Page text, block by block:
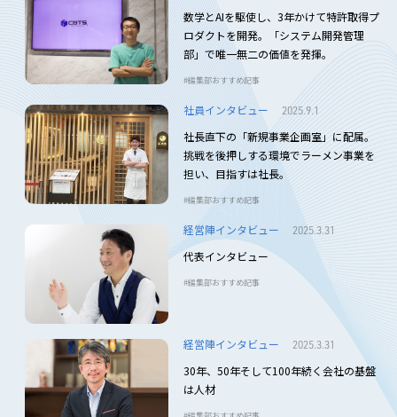
数学とAIを駆使し、3年かけて特許取得プ
ロダクトを開発。「システム開発管理
部」で唯一無二の価値を発揮。
編集部おすすめ記事
社員インタビュー 2025.9.1
社長直下の「新規事業企画室」に配属。
挑戦を後押しする環境でラーメン事業を
担い、目指すは社長。
編集部おすすめ記事
経営陣インタビュー 2025.3.31
代表インタビュー
編集部おすすめ記事
経営陣インタビュー 2025.3.31
30年、50年そして100年続く会社の基盤
は人材